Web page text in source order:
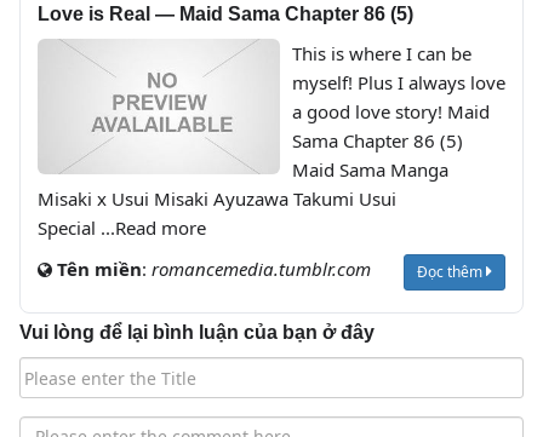
Love is Real — Maid Sama Chapter 86 (5)
This is where I can be
myself! Plus I always love
a good love story! Maid
Sama Chapter 86 (5)
Maid Sama Manga
Misaki x Usui Misaki Ayuzawa Takumi Usui
Special ...Read more
Tên miền: romancemedia.tumblr.com Đọc thêm
Vui lòng để lại bình luận của bạn ở đây